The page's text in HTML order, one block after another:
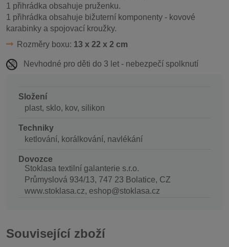
1 přihrádka obsahuje pruženku.
1 přihrádka obsahuje bižuterní komponenty - kovové
karabinky a spojovací kroužky.
Rozměry boxu: 13 x 22 x 2 cm
Nevhodné pro děti do 3 let - nebezpečí spolknutí
Složení
plast, sklo, kov, silikon
Techniky
ketlování, korálkování, navlékání
Dovozce
Stoklasa textilní galanterie s.r.o.
Průmyslová 934/13, 747 23 Bolatice, CZ
www.stoklasa.cz, eshop@stoklasa.cz
Související zboží